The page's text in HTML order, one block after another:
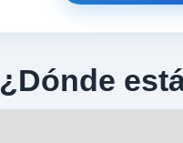
¿Dónde